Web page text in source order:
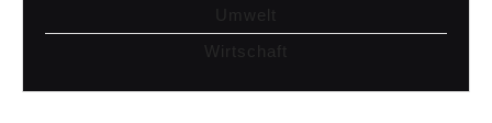
Umwelt
Wirtschaft